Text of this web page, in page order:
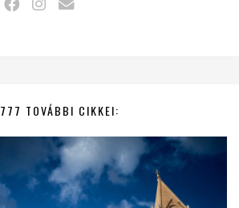
777 TOVÁBBI CIKKEI: